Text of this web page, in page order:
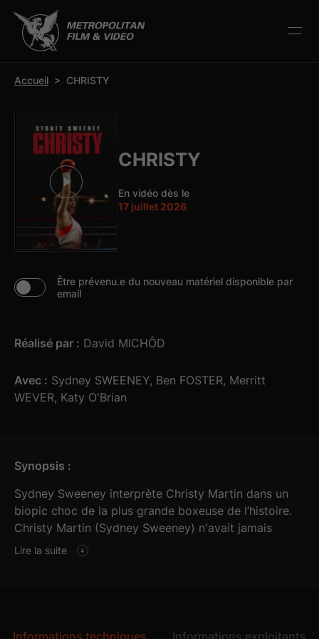
barre d’outils
Accueil > CHRISTY
CHRISTY
En vidéo dès le
17 juillet 2026
Être prévenu.e du nouveau matériel disponible par
email
Réalisé par : David MICHÔD
Avec : Sydney SWEENEY, Ben FOSTER, Merritt
WEVER, Katy O'Brian
Synopsis :
Sydney Sweeney interprète Christy Martin dans un
biopic choc de la plus grande boxeuse de l’histoire.
Christy Martin (Sydney Sweeney) n'avait jamais
imaginé une vie au-delà de sa petite ville natale en
de la boxe sous la houlette de son entraîneur et
Lire la suite
Informations techniques Informations exploitants